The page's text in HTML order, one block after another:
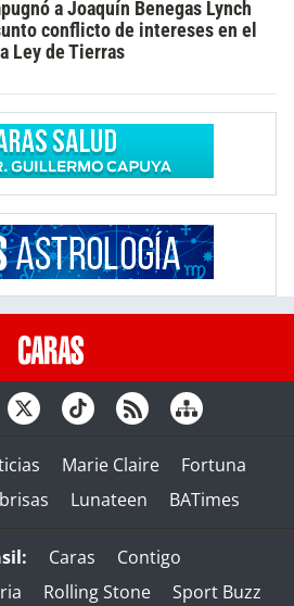
a Joaquín Benegas Lynch
conflicto de intereses en el
Ley de Tierras
Marie Claire
Fortuna
Lunateen BATimes
Caras
Contigo
Rolling Stone
Sport Buzz